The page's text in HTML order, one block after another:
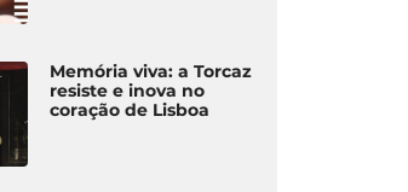
Memória viva: a Torcaz
resiste e inova no
coração de Lisboa